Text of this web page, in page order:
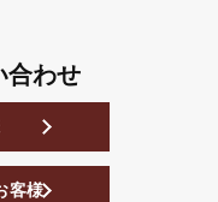
合わせ
客様